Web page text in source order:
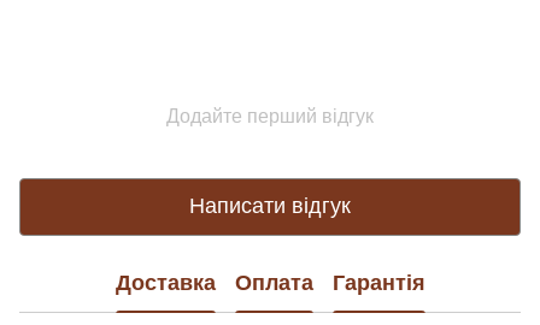
Додайте перший відгук
Написати відгук
Доставка Оплата Гарантія